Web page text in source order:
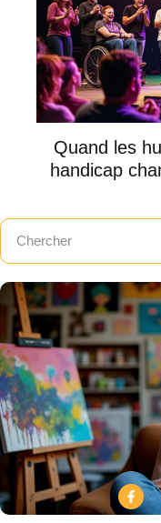
Quand les
handicap